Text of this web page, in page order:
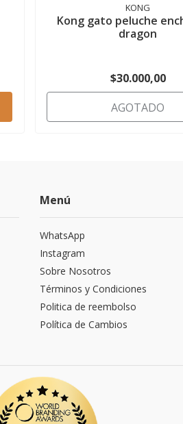
KONG
Kong gato peluche
dragon
$30.000,00
AGOTADO
Menú
WhatsApp
Instagram
Sobre Nosotros
Términos y Condiciones
Politica de reembolso
Política de Cambios